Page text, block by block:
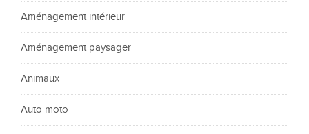
Aménagement intérieur
Aménagement paysager
Animaux
Auto moto